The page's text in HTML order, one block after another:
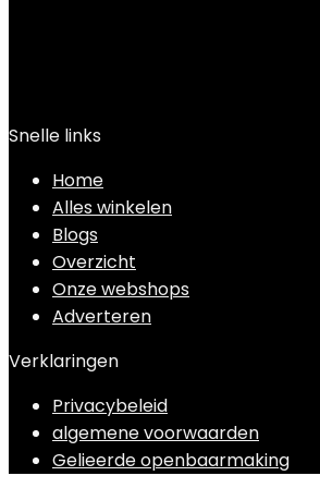
Snelle links
Home
Alles winkelen
Blogs
Overzicht
Onze webshops
Adverteren
Verklaringen
Privacybeleid
algemene voorwaarden
Gelieerde openbaarmaking